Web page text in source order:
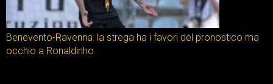
Benevento-Ravenna: la strega ha i favori del pronostico ma
occhio a Ronaldinho